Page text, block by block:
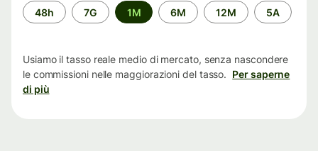
Periodo
di
48h 7G 1M 6M 12M 5A
Usiamo il tasso reale medio di mercato, senza nascondere
le commissioni nelle maggiorazioni del tasso. Per saperne
di più